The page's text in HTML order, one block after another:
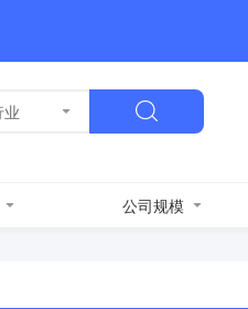
公司规模